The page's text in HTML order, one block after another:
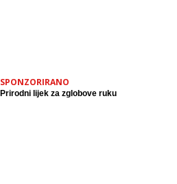
SPONZORIRANO
Prirodni lijek za zglobove ruku